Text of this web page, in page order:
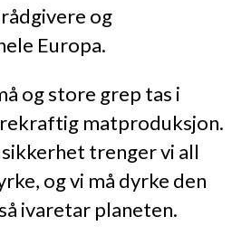
og
Europa.
og store grep tas i
matproduksjon.
trenger vi all
og vi må dyrke den
ivaretar planeten.